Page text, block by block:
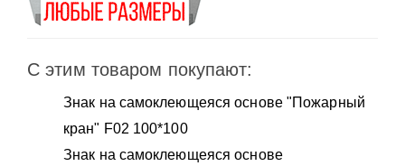
С этим товаром покупают:
Знак на самоклеющеяся основе "Пожарный
кран" F02 100*100
Знак на самоклеющеяся основе